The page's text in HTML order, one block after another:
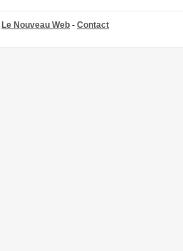
Le Nouveau Web - Contact